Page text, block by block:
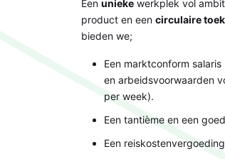
Een unieke werkplek vol
product en een circulaire
bieden we;
Een marktconform
en arbeidsvoorwaarden
per week).
Een tantième en een
Een